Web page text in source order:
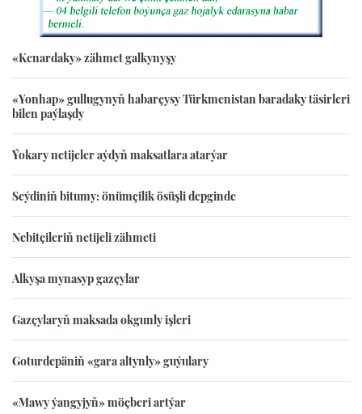
«Kenardaky» zähmet galkynyşy
«Yonhap» gullugynyň habarçysy Türkmenistan baradaky täsirleri
bilen paýlaşdy
Ýokary netijeler aýdyň maksatlara atarýar
Seýdiniň bitumy: önümçilik ösüşli depginde
Nebitçileriň netijeli zähmeti
Alkyşa mynasyp gazçylar
Gazçylaryň maksada okgunly işleri
Goturdepäniň «gara altynly» guýulary
«Mawy ýangyjyň» möçberi artýar